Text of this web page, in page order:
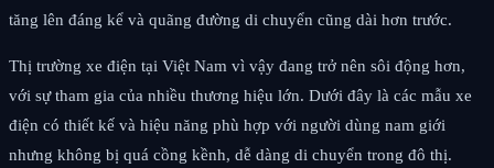
tăng lên đáng kể và quãng đường di chuyển cũng dài hơn trước.
Thị trường xe điện tại Việt Nam vì vậy đang trở nên sôi động hơn,
với sự tham gia của nhiều thương hiệu lớn. Dưới đây là các mẫu xe
điện có thiết kế và hiệu năng phù hợp với người dùng nam giới
nhưng không bị quá cồng kềnh, dễ dàng di chuyển trong đô thị.